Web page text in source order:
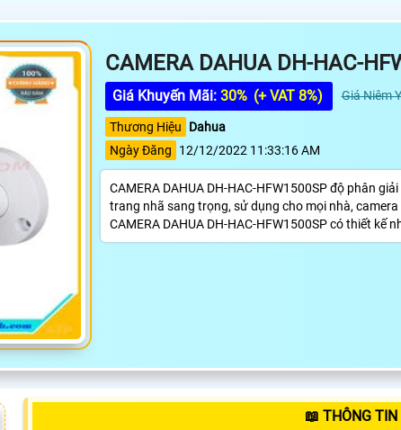
CAMERA DAHUA DH-HAC-
Giá Khuyến Mãi: 30% (+ VAT 8%) Giá Niêm
Thương Hiệu
Dahua
Ngày Đăng
12/12/2022 11:33:16 AM
CAMERA DAHUA DH-HAC-HFW1500SP độ phân
trang nhã sang trọng, sử dụng cho mọi nhà,
CAMERA DAHUA DH-HAC-HFW1500SP có thiết
📖 THÔNG